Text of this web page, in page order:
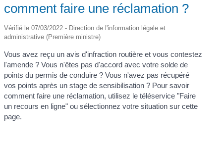
comment faire une réclamation ?
Vérifié le 07/03/2022 - Direction de l'information légale et
administrative (Première ministre)
Vous avez reçu un avis d'infraction routière et vous contestez
l'amende ? Vous n'êtes pas d'accord avec votre solde de
points du permis de conduire ? Vous n'avez pas récupéré
vos points après un stage de sensibilisation ? Pour savoir
comment faire une réclamation, utilisez le téléservice "Faire
un recours en ligne" ou sélectionnez votre situation sur cette
page.